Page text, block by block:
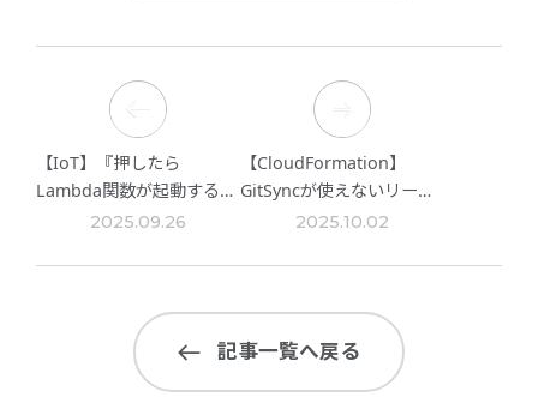
【IoT】『押したら
Lambda関数が起動するボ
タン』を作成してみる(後
2025.09.26
【CloudFormation】
GitSyncが使えないリージ
ョンでCloudFormationの
2025.10.02
記事一覧へ戻る